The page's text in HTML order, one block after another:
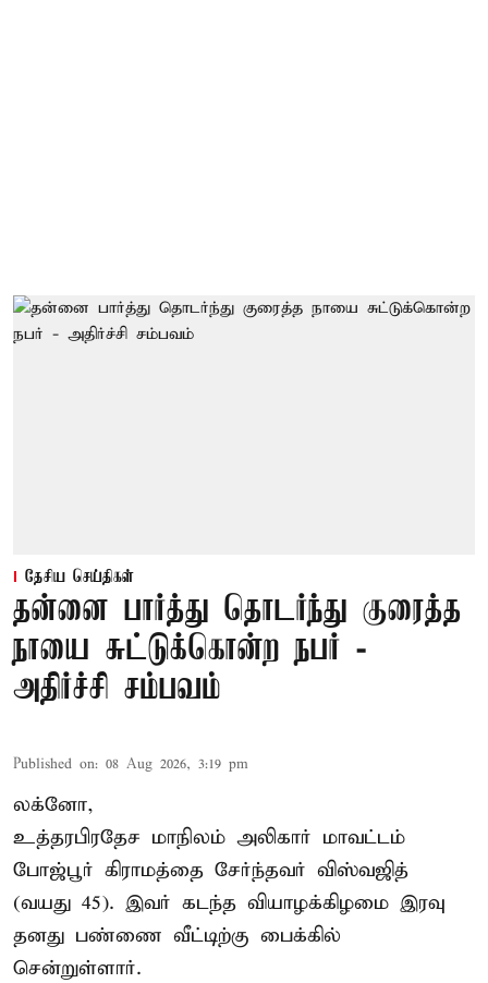
தேசிய செய்திகள்
தன்னை பார்த்து தொடர்ந்து குரைத்த
நாயை சுட்டுக்கொன்ற நபர் -
அதிர்ச்சி சம்பவம்
Published on: 08 Aug 2026, 3:19 pm
லக்னோ,
உத்தரபிரதேச மாநிலம் அலிகார் மாவட்டம்
போஜ்பூர் கிராமத்தை சேர்ந்தவர் விஸ்வஜித்
(வயது 45). இவர் கடந்த வியாழக்கிழமை இரவு
தனது பண்ணை வீட்டிற்கு பைக்கில்
சென்றுள்ளார்.